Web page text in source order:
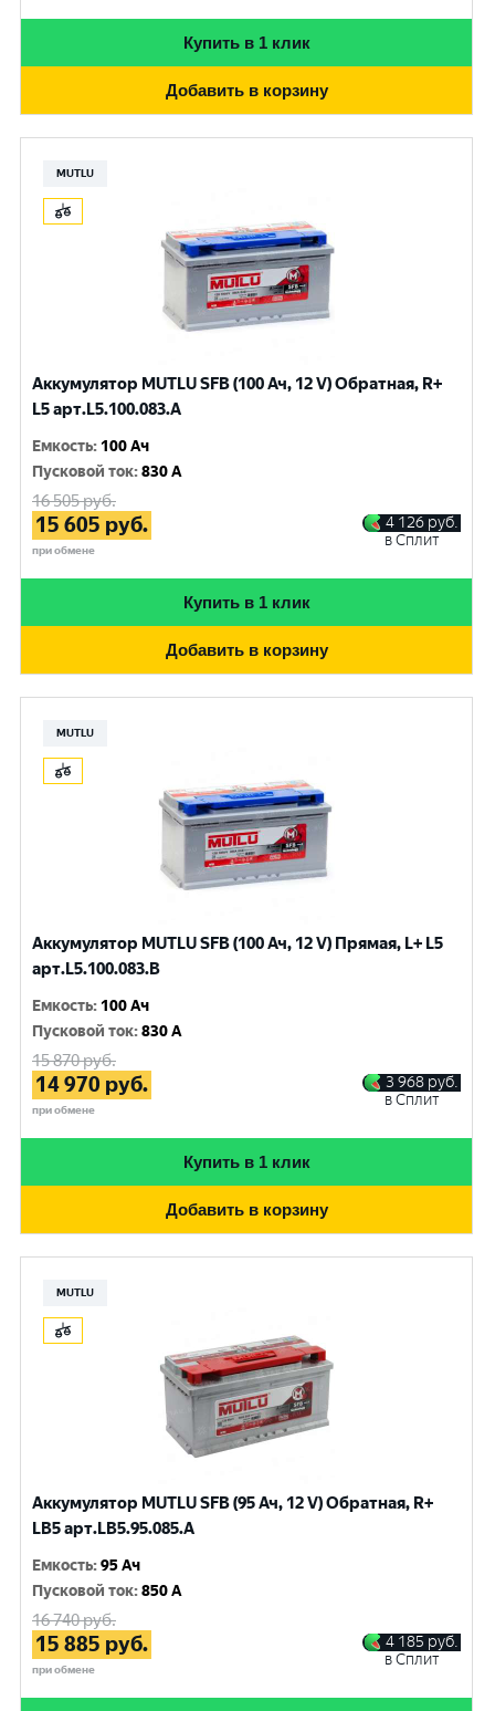
Купить в 1 клик
Добавить в корзину
MUTLU
Аккумулятор MUTLU SFB (100 Ач, 12 V) Обратная, R+
L5 арт.L5.100.083.A
Емкость: 100 Ач
Пусковой ток:830 A
16 505руб.
15 605 руб.
при обмене
4 126 руб.
в Сплит
Купить в 1 клик
Добавить в корзину
MUTLU
Аккумулятор MUTLU SFB (100 Ач, 12 V) Прямая, L+ L5
арт.L5.100.083.B
Емкость: 100 Ач
Пусковой ток:830 A
15 870руб.
14 970 руб.
при обмене
3 968 руб.
в Сплит
Купить в 1 клик
Добавить в корзину
MUTLU
Аккумулятор MUTLU SFB (95 Ач, 12 V) Обратная, R+
LB5 арт.LВ5.95.085.A
Емкость:95 Ач
Пусковой ток:850 A
16 740руб.
15 885 руб.
при обмене
4 185 руб.
в Сплит